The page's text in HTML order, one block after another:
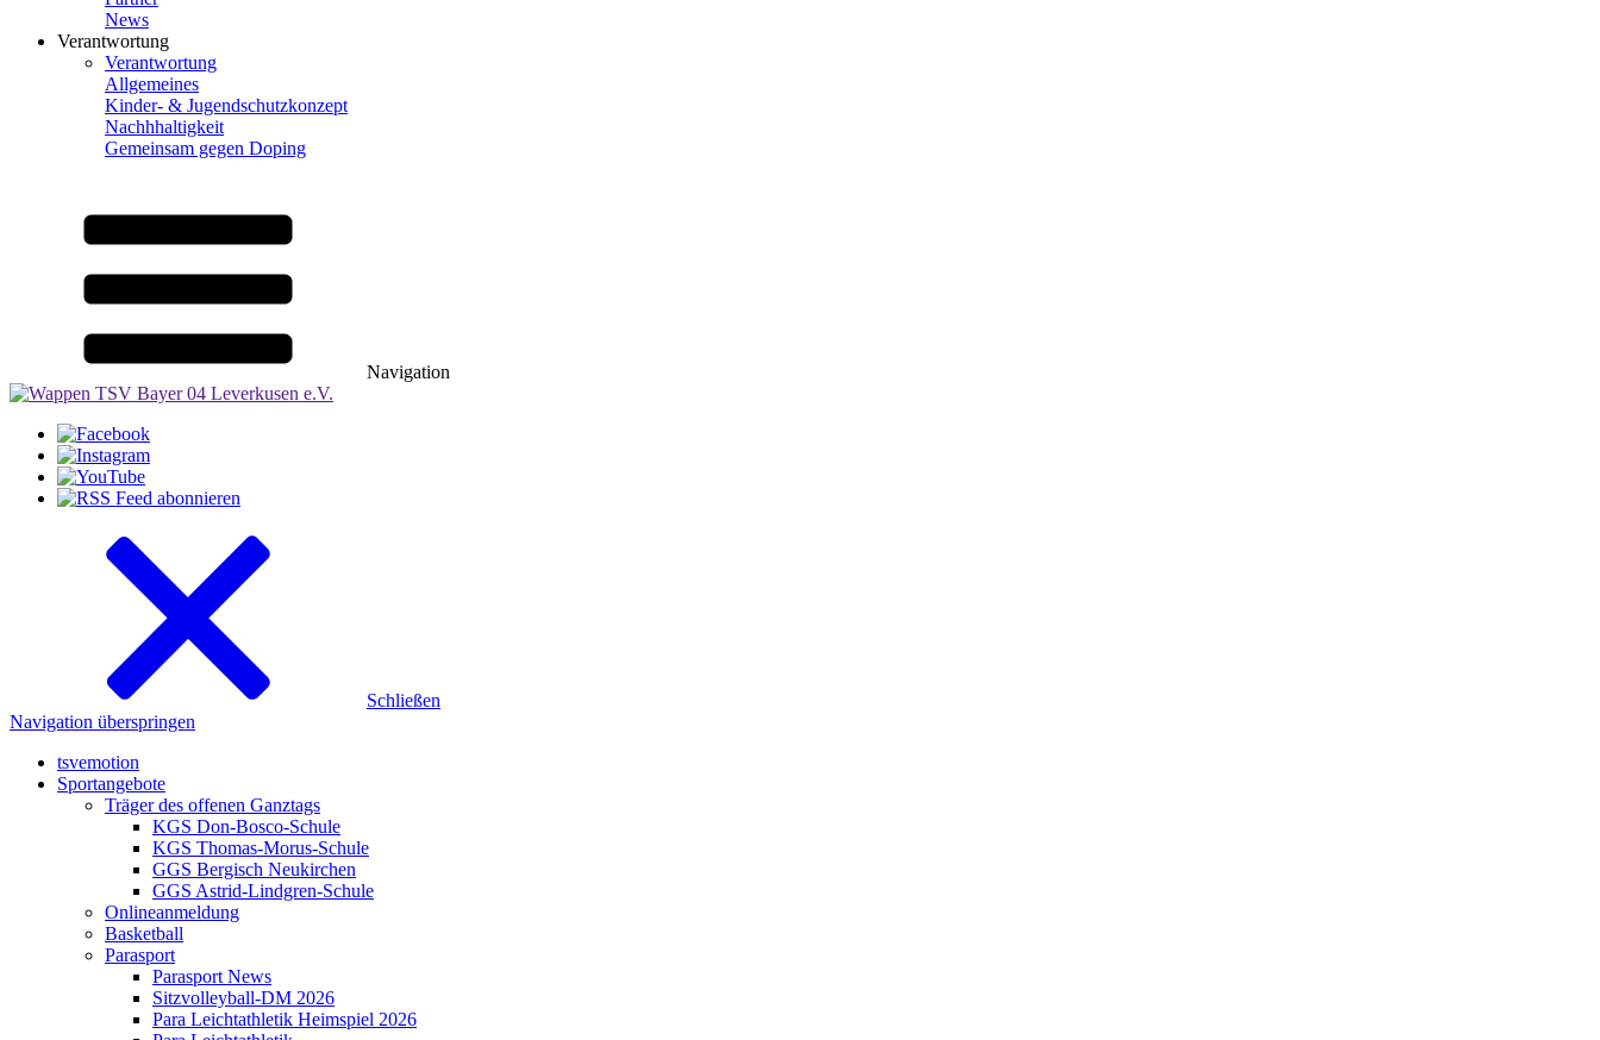
News
Verantwortung
Verantwortung
Allgemeines
Kinder- & Jugendschutzkonzept
Nachhhaltigkeit
Gemeinsam gegen Doping
Navigation
Schließen
Navigation überspringen
tsvemotion
Sportangebote
Träger des offenen Ganztags
KGS Don-Bosco-Schule
KGS Thomas-Morus-Schule
GGS Bergisch Neukirchen
GGS Astrid-Lindgren-Schule
Onlineanmeldung
Basketball
Parasport
Parasport News
Sitzvolleyball-DM 2026
Para Leichtathletik Heimspiel 2026